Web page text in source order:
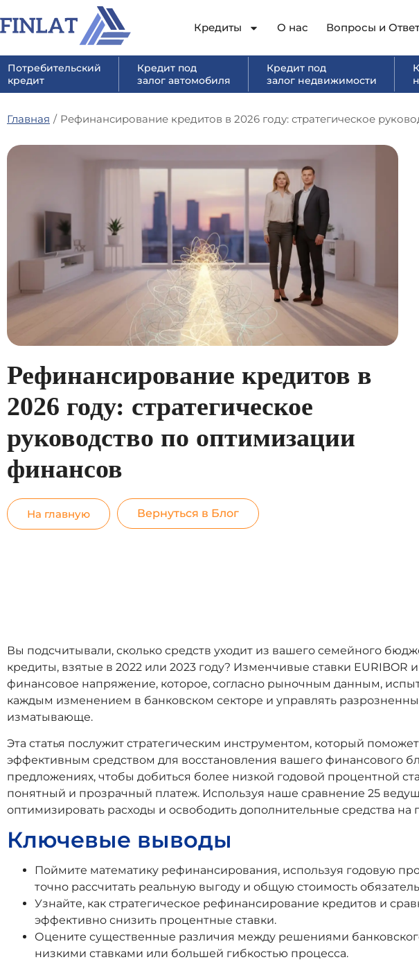
Кредиты О нас Вопросы и
Потребительский
кредит
Кредит под
залог автомобиля
Кредит под
залог недвижимости
Главная / Рефинансирование кредитов в 2026 году: стратегическое
Рефинансирование кредитов в
2026 году: стратегическое
руководство по оптимизации
финансов
На главную Вернуться в Блог
Вы подсчитывали, сколько средств уходит из вашего семейного
кредиты, взятые в 2022 или 2023 году? Изменчивые ставки
финансовое напряжение, которое, согласно рыночным данным,
каждым изменением в банковском секторе и управлять
изматывающе.
Эта статья послужит стратегическим инструментом, который
эффективным средством для восстановления вашего финансового
предложениях, чтобы добиться более низкой годовой процентной
понятный и прозрачный платеж. Используя наше сравнение 25
оптимизировать расходы и освободить дополнительные средства
Ключевые выводы
Поймите математику рефинансирования, используя годовую
точно рассчитать реальную выгоду и общую стоимость
Узнайте, как стратегическое рефинансирование кредитов и
эффективно снизить процентные ставки.
Оцените существенные различия между решениями
низкими ставками или большей гибкостью процесса.